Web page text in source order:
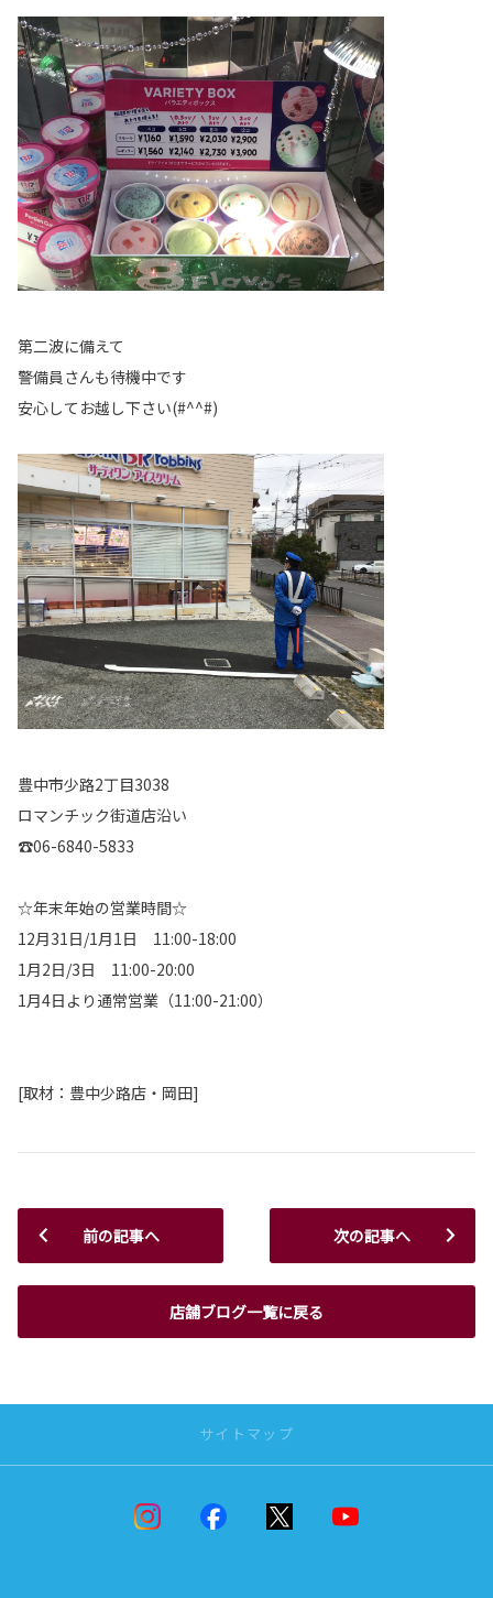
第二波に備えて
警備員さんも待機中です
安心してお越し下さい(#^^#)
豊中市少路2丁目3038
ロマンチック街道店沿い
☎06-6840-5833
☆年末年始の営業時間☆
12月31日/1月1日 11:00-18:00
1月2日/3日 11:00-20:00
1月4日より通常営業（11:00-21:00）
[取材：豊中少路店・岡田]
前の記事へ
店舗ブログ一覧に戻る
次の記事へ
サイトマップ